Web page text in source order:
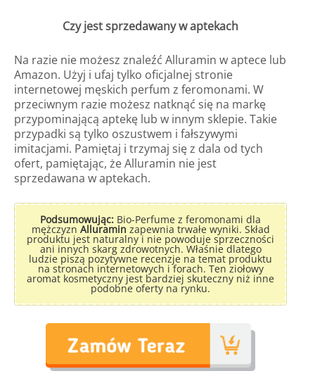
Czy jest sprzedawany w aptekach
Na razie nie możesz znaleźć Alluramin w aptece lub
Amazon. Użyj i ufaj tylko oficjalnej stronie
internetowej męskich perfum z feromonami. W
przeciwnym razie możesz natknąć się na markę
przypominającą aptekę lub w innym sklepie. Takie
przypadki są tylko oszustwem i fałszywymi
imitacjami. Pamiętaj i trzymaj się z dala od tych
ofert, pamiętając, że Alluramin nie jest
sprzedawana w aptekach.
Podsumowując: Bio-Perfume z feromonami dla
mężczyzn Alluramin zapewnia trwałe wyniki. Skład
produktu jest naturalny i nie powoduje sprzeczności
ani innych skarg zdrowotnych. Właśnie dlatego
ludzie piszą pozytywne recenzje na temat produktu
na stronach internetowych i forach. Ten ziołowy
aromat kosmetyczny jest bardziej skuteczny niż inne
podobne oferty na rynku.